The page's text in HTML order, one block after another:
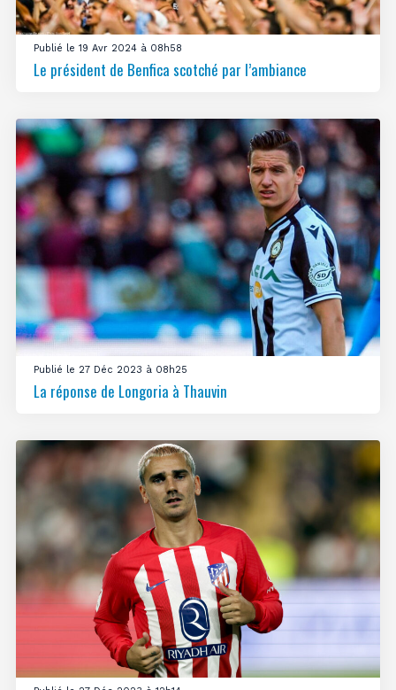
Publié le 19 Avr 2024 à 08h58
Le président de Benfica scotché par l’ambiance
Publié le 27 Déc 2023 à 08h25
La réponse de Longoria à Thauvin